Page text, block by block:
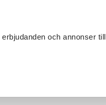
och annonser till